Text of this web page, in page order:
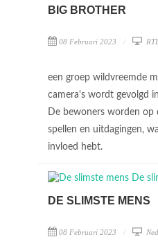
BIG BROTHER
08 Februari 2023
een groep wildvreemde
camera's wordt gevolgd
De bewoners worden
spellen en uitdagingen,
invloed hebt.
DE SLIMSTE MENS
08 Februari 2023